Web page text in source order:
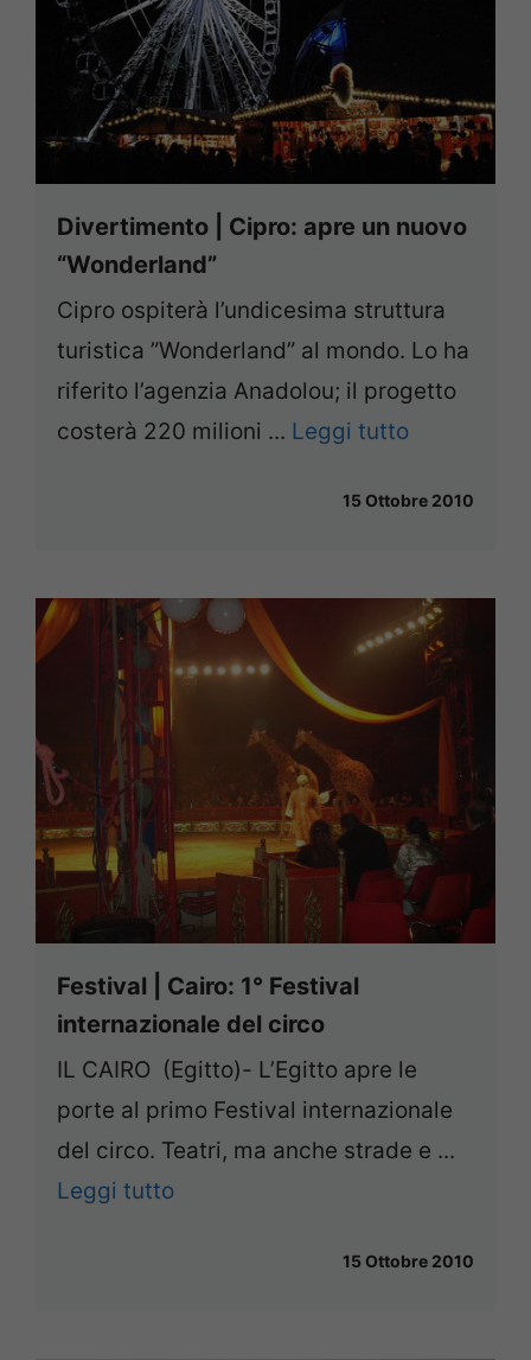
Divertimento | Cipro: apre un nuovo
“Wonderland”
Cipro ospiterà l’undicesima struttura
turistica ”Wonderland” al mondo. Lo ha
riferito l’agenzia Anadolou; il progetto
costerà 220 milioni ... Leggi tutto
15 Ottobre 2010
Festival | Cairo: 1° Festival
internazionale del circo
IL CAIRO (Egitto)- L’Egitto apre le
porte al primo Festival internazionale
del circo. Teatri, ma anche strade e ...
Leggi tutto
15 Ottobre 2010